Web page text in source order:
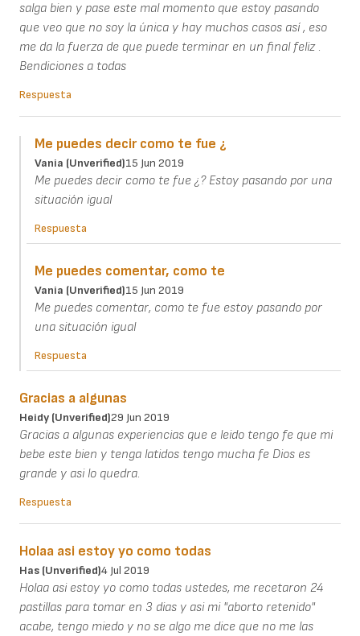
salga bien y pase este mal momento que estoy pasando
que veo que no soy la única y hay muchos casos así , eso
me da la fuerza de que puede terminar en un final feliz .
Bendiciones a todas
Respuesta
Me puedes decir como te fue ¿
Vania (unverified)15 Jun 2019
Me puedes decir como te fue ¿? Estoy pasando por una
situación igual
Respuesta
Me puedes comentar, como te
Vania (unverified)15 Jun 2019
Me puedes comentar, como te fue estoy pasando por
una situación igual
Respuesta
Gracias a algunas
Heidy (unverified)29 Jun 2019
Gracias a algunas experiencias que e leido tengo fe que mi
bebe este bien y tenga latidos tengo mucha fe Dios es
grande y asi lo quedra.
Respuesta
Holaa asi estoy yo como todas
Has (unverified)4 Jul 2019
Holaa asi estoy yo como todas ustedes, me recetaron 24
pastillas para tomar en 3 dias y asi mi "aborto retenido"
acabe, tengo miedo y no se algo me dice que no me las